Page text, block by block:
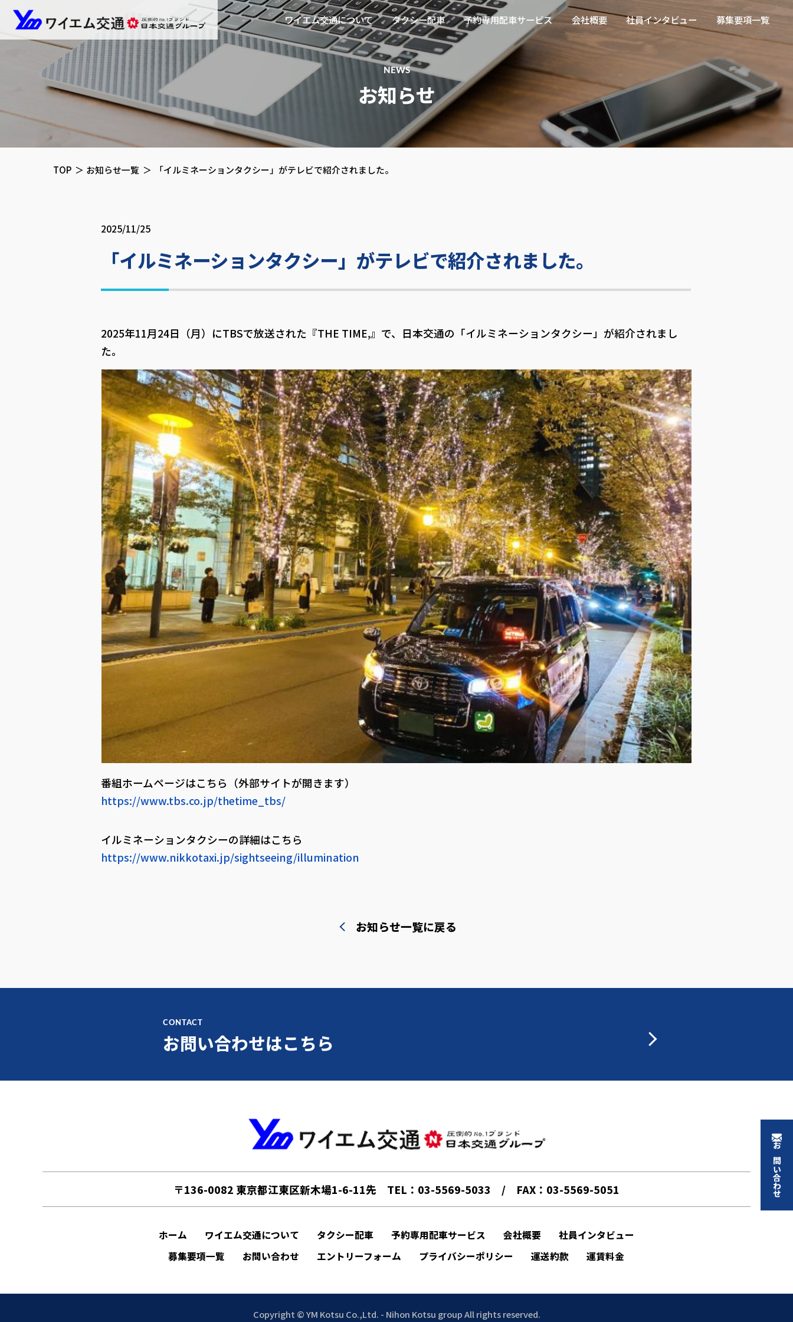
ワイエム交通 l 新木場の日本交通グループ(売上高・業界No.1企
ワイエム交通について タクシー配車 予約専用配車サービス 会社概要 社員インタビュー 募集要項一覧
NEWS
お知らせ
TOP お知らせ一覧 「イルミネーションタクシー」がテレビで紹介されました。
2025/11/25
「イルミネーションタクシー」がテレビで紹介されました。
2025年11月24日（月）にTBSで放送された『THE TIME,』で、日本交通の「イルミネーションタクシー」が紹介されまし
た。
番組ホームページはこちら（外部サイトが開きます）
https://www.tbs.co.jp/thetime_tbs/
イルミネーションタクシーの詳細はこちら
https://www.nikkotaxi.jp/sightseeing/illumination
お知らせ一覧に戻る
お問い合わせ
CONTACT
お問い合わせはこちら
〒136-0082 東京都江東区新木場1-6-11先 TEL：03-5569-5033 / FAX：03-5569-5051
ホーム ワイエム交通について タクシー配車 予約専用配車サービス 会社概要
社員インタビュー
募集要項一覧
お問い合わせ エントリーフォーム プライバシーポリシー 運送約款 運賃料金
Copyright © YM Kotsu Co.,Ltd. - Nihon Kotsu group All rights reserved.